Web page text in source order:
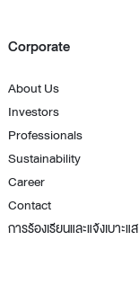
Corporate
About Us
Investors
Professionals
Sustainability
Career
Contact
การร้องเรียนและแจ้งเบาะแส